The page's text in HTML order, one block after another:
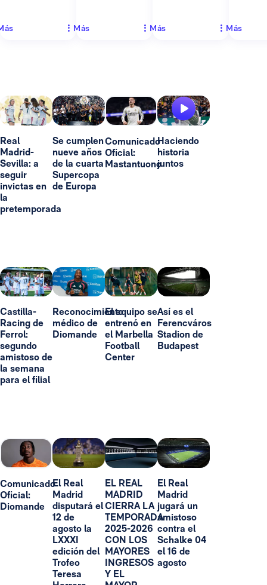
Más Más Más
Real
Madrid-
Sevilla: a
seguir
invictas en
la
pretemporada
Se cumplen
nueve años
de la cuarta
Supercopa
de Europa
Comunicado
Oficial:
Mastantuono
Haciendo
historia
juntos
Castilla-
Racing de
Ferrol:
segundo
amistoso de
la semana
para el filial
Reconocimiento
médico de
Diomande
El equipo se
entrenó en
el Marbella
Football
Center
Así es el
Ferencváros
Stadion de
Budapest
Comunicado
Oficial:
Diomande
El Real
Madrid
disputará el
12 de
agosto la
LXXXI
edición del
Trofeo
Teresa
EL REAL
MADRID
CIERRA LA
TEMPORADA
2025-2026
CON LOS
MAYORES
INGRESOS
Y EL
El Real
Madrid
jugará un
amistoso
contra el
Schalke 04
el 16 de
agosto